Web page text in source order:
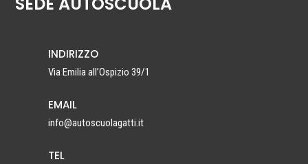
INDIRIZZO
Via Emilia all’Ospizio 39/1
EMAIL
info@autoscuolagatti.it
TEL